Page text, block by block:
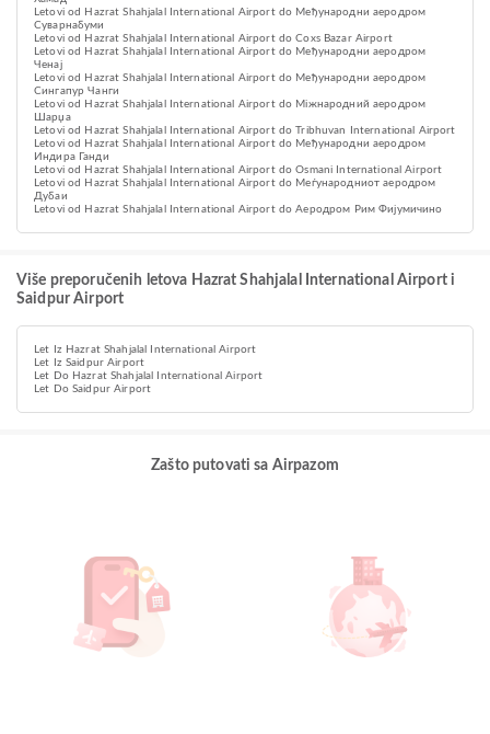
Letovi od Hazrat Shahjalal International Airport do Међународни аеродром
Суварнабуми
Letovi od Hazrat Shahjalal International Airport do Coxs Bazar Airport
Letovi od Hazrat Shahjalal International Airport do Међународни аеродром
Ченај
Letovi od Hazrat Shahjalal International Airport do Међународни аеродром
Сингапур Чанги
Letovi od Hazrat Shahjalal International Airport do Міжнародний аеродром
Шарџа
Letovi od Hazrat Shahjalal International Airport do Tribhuvan International Airport
Letovi od Hazrat Shahjalal International Airport do Међународни аеродром
Индира Ганди
Letovi od Hazrat Shahjalal International Airport do Osmani International Airport
Letovi od Hazrat Shahjalal International Airport do Меѓународниот аеродром
Дубаи
Letovi od Hazrat Shahjalal International Airport do Аеродром Рим Фијумичино
Više preporučenih letova Hazrat Shahjalal International Airport i
Saidpur Airport
Let Iz Hazrat Shahjalal International Airport
Let Iz Saidpur Airport
Let Do Hazrat Shahjalal International Airport
Let Do Saidpur Airport
Zašto putovati sa Airpazom